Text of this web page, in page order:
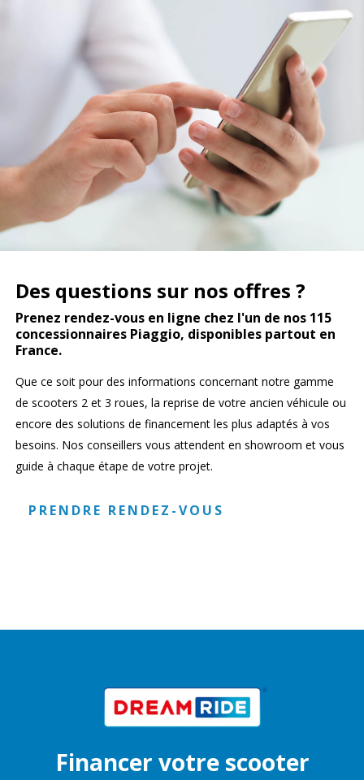
Des questions sur nos offres ?
Prenez rendez-vous en ligne chez l'un de nos 115
concessionnaires Piaggio, disponibles partout en
France.
Que ce soit pour des informations concernant notre gamme
de scooters 2 et 3 roues, la reprise de votre ancien véhicule ou
encore des solutions de financement les plus adaptés à vos
besoins. Nos conseillers vous attendent en showroom et vous
guide à chaque étape de votre projet.
PRENDRE RENDEZ-VOUS
Financer votre scooter